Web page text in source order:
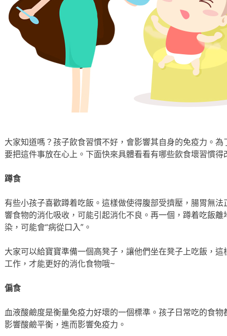
大家知道嗎？孩子飲食習慣不好，會影響其自身的免疫力。
要把這件事放在心上。下面快來具體看看有哪些飲食壞習慣得
蹲食
有些小孩子喜歡蹲着吃飯。這樣做使得腹部受擠壓，腸胃無
響食物的消化吸收，可能引起消化不良。再一個，蹲着吃飯
染，可能會“病從口入”。
大家可以給寶寶準備一個高凳子，讓他們坐在凳子上吃飯，
工作，才能更好的消化食物哦~
偏食
血液酸鹼度是衡量免疫力好壞的一個標準。孩子日常吃的食
影響酸鹼平衡，進而影響免疫力。